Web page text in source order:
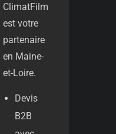
ClimatFilm
est votre
partenaire
en Maine-
et-Loire.
Devis
B2B